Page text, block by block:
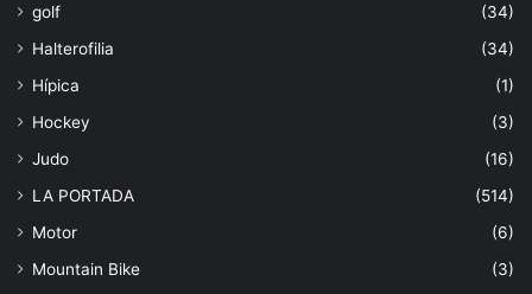
golf
(34)
Halterofilia
(34)
Hípica
(1)
Hockey
(3)
Judo
(16)
LA PORTADA
(514)
Motor
(6)
Mountain Bike
(3)